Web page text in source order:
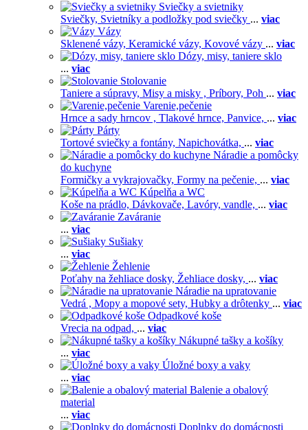
Sviečky a svietniky
Sviečky, Svietníky a podložky pod sviečky ... viac
Vázy
Sklenené vázy, Keramické vázy, Kovové vázy ... viac
Dózy, misy, taniere sklo
... viac
Stolovanie
Taniere a súpravy, Misy a misky , Príbory, Poh ... viac
Varenie,pečenie
Hrnce a sady hrncov , Tlakové hrnce, Panvice, ... viac
Párty
Tortové sviečky a fontány, Napichovátka, ... viac
Náradie a pomôcky
do kuchyne
Formičky a vykrajovačky, Formy na pečenie, ... viac
Kúpelňa a WC
Koše na prádlo, Dávkovače, Lavóry, vandle, ... viac
Zaváranie
... viac
Sušiaky
... viac
Žehlenie
Poťahy na žehliace dosky, Žehliace dosky, ... viac
Náradie na upratovanie
Vedrá , Mopy a mopové sety, Hubky a drôtenky ... viac
Odpadkové koše
Vrecia na odpad, ... viac
Nákupné tašky a košíky
... viac
Úložné boxy a vaky
... viac
Balenie a obalový
material
... viac
Doplnky do domácnosti